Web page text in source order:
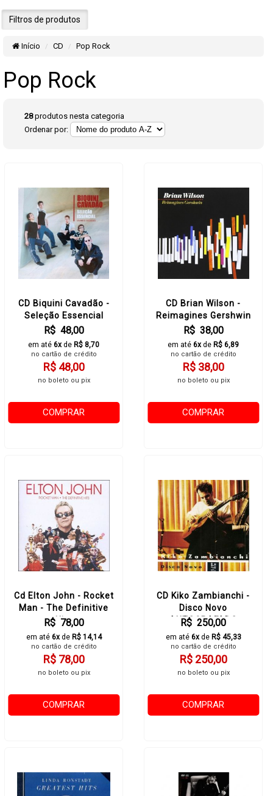
Filtros de produtos
Início CD Pop Rock
Pop Rock
28produtos nesta categoria
Ordenar por:
CD Biquini Cavadão -
Seleção Essencial
R$ 48,00
em até 6xde R$ 8,70
no cartão de crédito
R$ 48,00
no boleto ou pix
COMPRAR
CD Brian Wilson -
Reimagines Gershwin
R$ 38,00
em até 6xde R$ 6,89
no cartão de crédito
R$ 38,00
no boleto ou pix
COMPRAR
Cd Elton John - Rocket
Man - The Definitive
Hits
R$ 78,00
em até 6xde R$ 14,14
no cartão de crédito
R$ 78,00
no boleto ou pix
COMPRAR
CD Kiko Zambianchi -
Disco Novo
AUTOGRAFADO
R$ 250,00
em até 6xde R$ 45,33
no cartão de crédito
R$ 250,00
no boleto ou pix
COMPRAR